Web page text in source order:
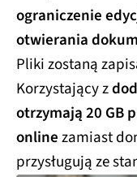
ograniczenie
otwierania
Pliki zostaną
Korzystający z
otrzymają 20 GB
onlinezamiast
przysługują ze